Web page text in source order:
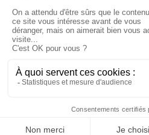
Politique de